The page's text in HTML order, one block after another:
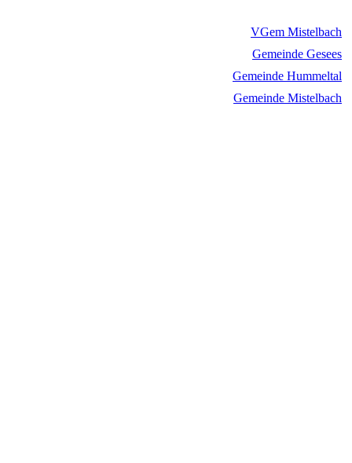
VGem Mistelbach
Gemeinde Gesees
Gemeinde Hummeltal
Gemeinde Mistelbach